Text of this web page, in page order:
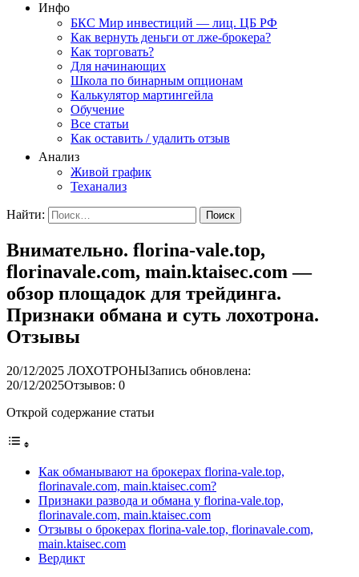
Инфо
БКС Мир инвестиций — лиц. ЦБ РФ
Как вернуть деньги от лже-брокера?
Как торговать?
Для начинающих
Школа по бинарным опционам
Калькулятор мартингейла
Обучение
Все статьи
Как оставить / удалить отзыв
Анализ
Живой график
Теханализ
Найти:
Внимательно. florina-vale.top,
florinavale.com, main.ktaisec.com —
обзор площадок для трейдинга.
Признаки обмана и суть лохотрона.
Отзывы
20/12/2025 ЛОХОТРОНЫЗапись обновлена:
20/12/2025Отзывов: 0
Открой содержание статьи
Как обманывают на брокерах florina-vale.top,
florinavale.com, main.ktaisec.com?
Признаки развода и обмана у florina-vale.top,
florinavale.com, main.ktaisec.com
Отзывы о брокерах florina-vale.top, florinavale.com,
main.ktaisec.com
Вердикт